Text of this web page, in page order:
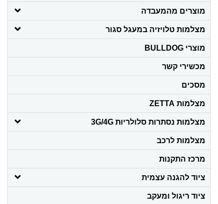
מוצרים מהמעבדה
מצלמות טלויזיה במעגל סגור
מוצרי BULLDOG
מכשירי קשר
מסכים
מצלמות ZETTA
מצלמות נסתרות סלולריות 3G/4G
מצלמות לרכב
מרכז התקנות
ציוד להגנה עצמית
ציוד ריגול ומעקב